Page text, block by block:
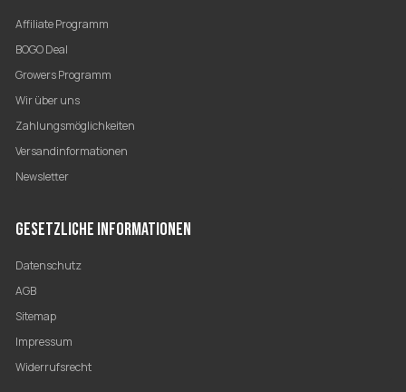
Affiliate Programm
BOGO Deal
Growers Programm
Wir über uns
Zahlungsmöglichkeiten
Versandinformationen
Newsletter
GESETZLICHE INFORMATIONEN
Datenschutz
AGB
Sitemap
Impressum
Widerrufsrecht